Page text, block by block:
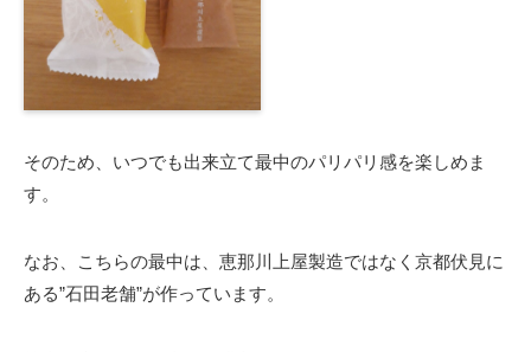
そのため、いつでも出来立て最中のパリパリ感を楽しめま
す。
なお、こちらの最中は、恵那川上屋製造ではなく京都伏見に
ある”石田老舗”が作っています。